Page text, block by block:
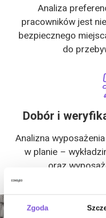
Zgoda
Analiza
pracowników jest
bezpiecznego
do
Dobór i
Analizna
w planie –
oraz